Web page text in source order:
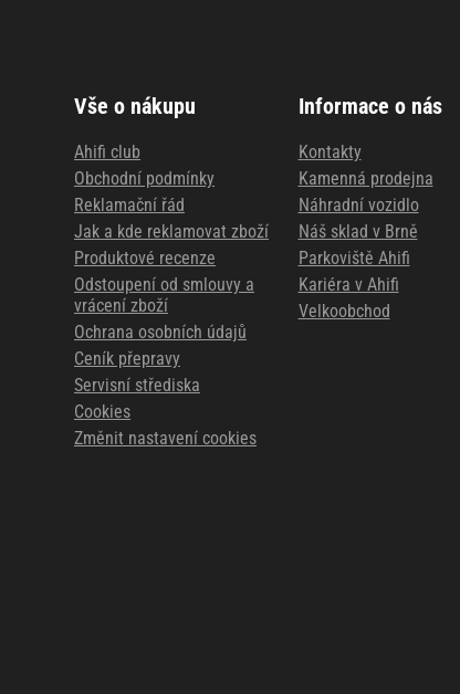
Vše o nákupu
Ahifi club
Obchodní podmínky
Reklamační řád
Jak a kde reklamovat zboží
Produktové recenze
Odstoupení od smlouvy a
vrácení zboží
Ochrana osobních údajů
Ceník přepravy
Servisní střediska
Cookies
Změnit nastavení cookies
Informace o nás
Kontakty
Kamenná prodejna
Náhradní vozidlo
Náš sklad v Brně
Parkoviště Ahifi
Kariéra v Ahifi
Velkoobchod